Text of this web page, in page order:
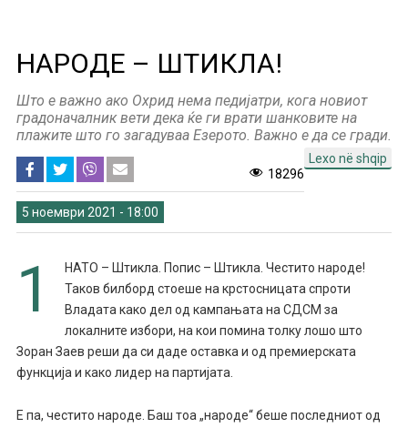
НАРОДЕ – ШТИКЛА!
Што е важно ако Охрид нема педијатри, кога новиот
градоначалник вети дека ќе ги врати шанковите на
плажите што го загадуваа Езерото. Важно е да се гради.
Lexo në shqip
18296
5 ноември 2021 - 18:00
1
НАТО – Штикла. Попис – Штикла. Честито народе!
Таков билборд стоеше на крстосницата спроти
Владата како дел од кампањата на СДСМ за
локалните избори, на кои помина толку лошо што
Зоран Заев реши да си даде оставка и од премиерската
функција и како лидер на партијата.
Е па, честито народе. Баш тоа „народе“ беше последниот од